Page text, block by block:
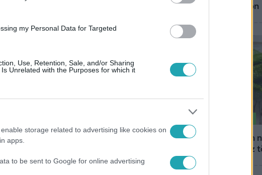
my Personal Data for Targeted
Use, Retention, Sale, and/or Sharing
Unrelated with the Purposes for which it
storage related to advertising like cookies on
apps.
to be sent to Google for online advertising
Siófokon
Minden
így lesz